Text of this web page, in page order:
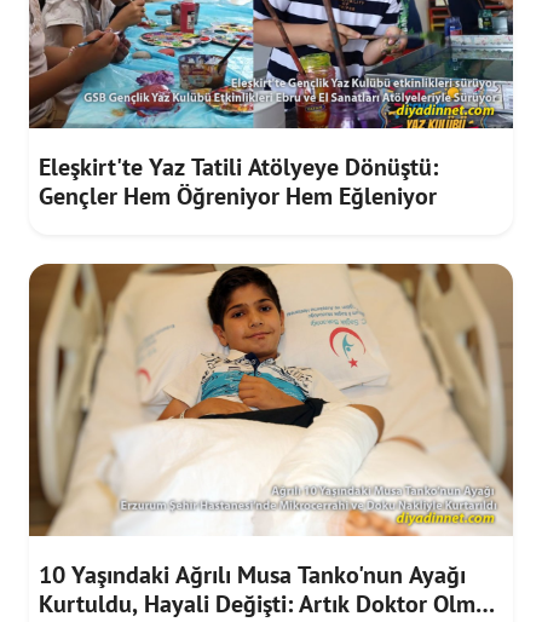
Eleşkirt'te Yaz Tatili Atölyeye Dönüştü:
Gençler Hem Öğreniyor Hem Eğleniyor
10 Yaşındaki Ağrılı Musa Tanko'nun Ayağı
Kurtuldu, Hayali Değişti: Artık Doktor Olmak